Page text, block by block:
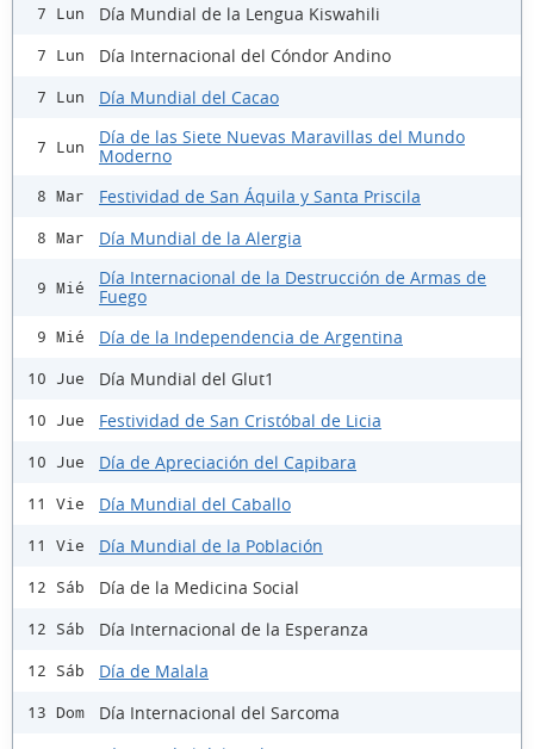
7 Lun Día Mundial de la Lengua Kiswahili
7 Lun Día Internacional del Cóndor Andino
7 Lun Día Mundial del Cacao
7 Lun
Día de las Siete Nuevas Maravillas del Mundo
Moderno
8 Mar Festividad de San Áquila y Santa Priscila
8 Mar Día Mundial de la Alergia
9 Mié
Día Internacional de la Destrucción de Armas de
Fuego
9 Mié Día de la Independencia de Argentina
10 Jue Día Mundial del Glut1
10 Jue Festividad de San Cristóbal de Licia
10 Jue Día de Apreciación del Capibara
11 Vie Día Mundial del Caballo
11 Vie Día Mundial de la Población
12 Sáb Día de la Medicina Social
12 Sáb Día Internacional de la Esperanza
12 Sáb Día de Malala
13 Dom Día Internacional del Sarcoma